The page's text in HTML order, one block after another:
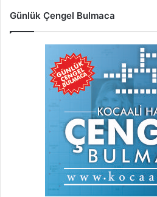
Günlük Çengel Bulmaca